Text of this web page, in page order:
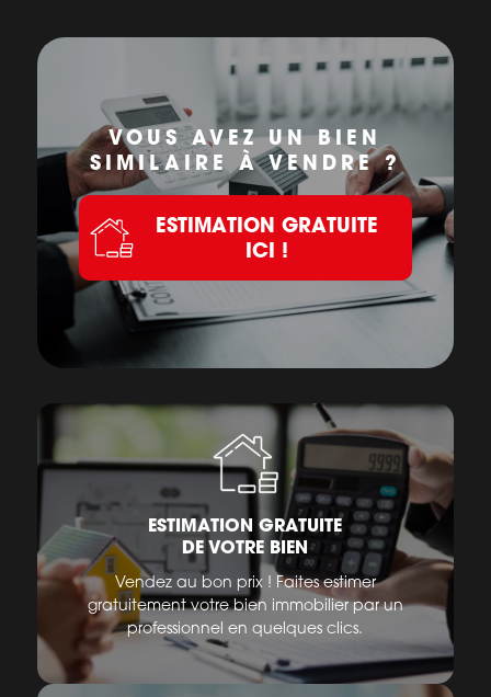
VOUS AVEZ UN BIEN
SIMILAIRE À VENDRE ?
ESTIMATION GRATUITE
ICI !
ESTIMATION GRATUITE
DE VOTRE BIEN
Vendez au bon prix ! Faites estimer
gratuitement votre bien immobilier par un
professionnel en quelques clics.